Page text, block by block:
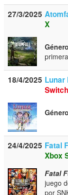
27/3/2025
X
18/4/2025 Lunar
Switch
24/4/2025 Fatal
Xbox
Fatal
juego
por